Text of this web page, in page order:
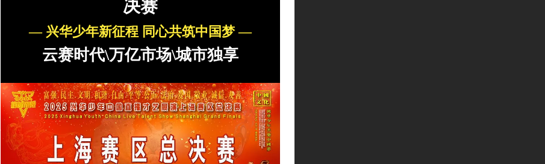
决赛
— 兴华少年新征程 同心共筑中国梦—
云赛时代\万亿市场\城市独享